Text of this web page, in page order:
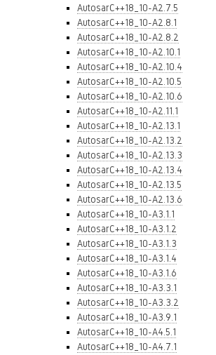
AutosarC++18_10-A2.7.5
AutosarC++18_10-A2.8.1
AutosarC++18_10-A2.8.2
AutosarC++18_10-A2.10.1
AutosarC++18_10-A2.10.4
AutosarC++18_10-A2.10.5
AutosarC++18_10-A2.10.6
AutosarC++18_10-A2.11.1
AutosarC++18_10-A2.13.1
AutosarC++18_10-A2.13.2
AutosarC++18_10-A2.13.3
AutosarC++18_10-A2.13.4
AutosarC++18_10-A2.13.5
AutosarC++18_10-A2.13.6
AutosarC++18_10-A3.1.1
AutosarC++18_10-A3.1.2
AutosarC++18_10-A3.1.3
AutosarC++18_10-A3.1.4
AutosarC++18_10-A3.1.6
AutosarC++18_10-A3.3.1
AutosarC++18_10-A3.3.2
AutosarC++18_10-A3.9.1
AutosarC++18_10-A4.5.1
AutosarC++18_10-A4.7.1